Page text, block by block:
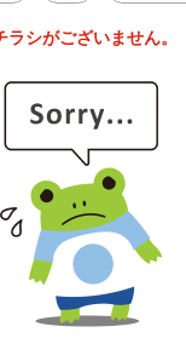
シがございません。